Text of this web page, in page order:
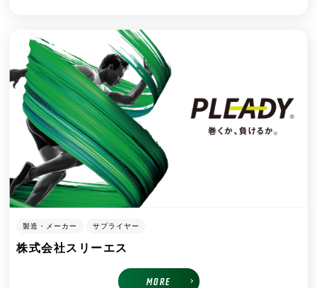
製造・メーカー サプライヤー
株式会社スリーエス
MORE